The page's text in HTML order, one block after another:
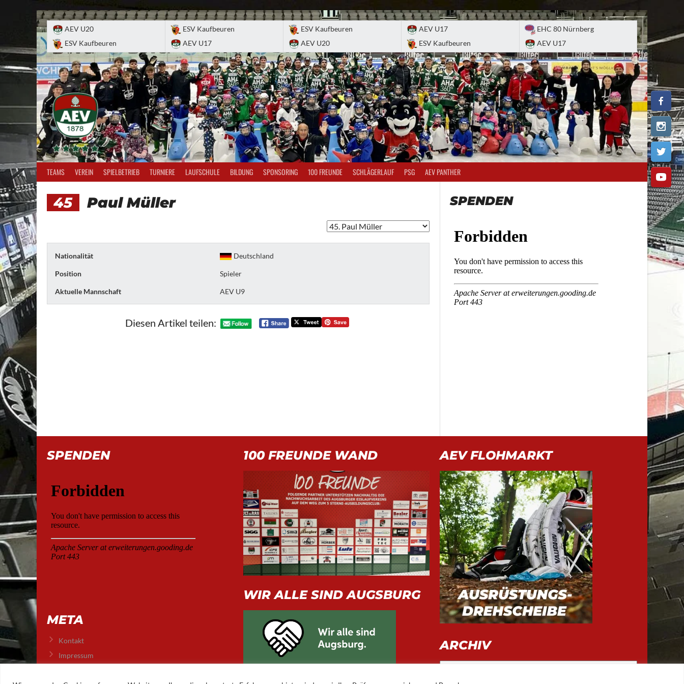
AEV U20
ESV Kaufbeuren
ESV Kaufbeuren
AEV U17
ESV Kaufbeuren
AEV U20
AEV U17
ESV Kaufbeuren
EHC 80 Nürnberg
AEV U17
TEAMS VEREIN SPIELBETRIEB TURNIERE LAUFSCHULE BILDUNG SPONSORING 100 FREUNDE SCHLÄGERLAUF PSG AEV PANTHER
45 Paul Müller
Nationalität Deutschland
Position Spieler
Aktuelle Mannschaft AEV U9
Diesen Artikel teilen:
SPENDEN
SPENDEN
META
Kontakt
Impressum
100 FREUNDE WAND
WIR ALLE SIND AUGSBURG
AEV FLOHMARKT
ARCHIV
Archiv